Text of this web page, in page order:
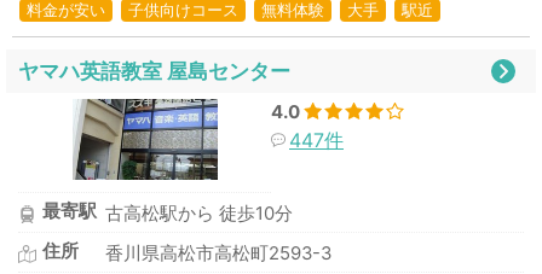
料金が安い 子供向けコース 無料体験 大手 駅近
ヤマハ英語教室 屋島センター
4.0
447件
最寄駅 古高松駅から 徒歩10分
住所
香川県高松市高松町2593-3